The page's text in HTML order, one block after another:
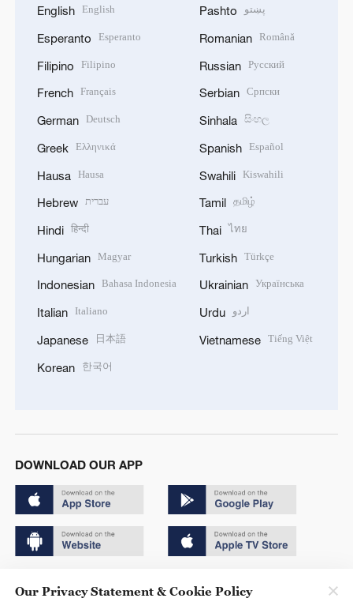
English English
Esperanto Esperanto
Filipino Filipino
French Français
German Deutsch
Greek Ελληνικά
Hausa Hausa
Hebrew עברית
Hindi हिन्दी
Hungarian Magyar
Indonesian Bahasa Indonesia
Italian Italiano
Japanese 日本語
Korean 한국어
Pashto پښتو
Romanian Română
Russian Русский
Serbian Српски
Sinhala සිංහල
Spanish Español
Swahili Kiswahili
Tamil தமிழ்
Thai ไทย
Turkish Türkçe
Ukrainian Українська
Urdu اردو
Vietnamese Tiếng Việt
DOWNLOAD OUR APP
Our Privacy Statement & Cookie Policy